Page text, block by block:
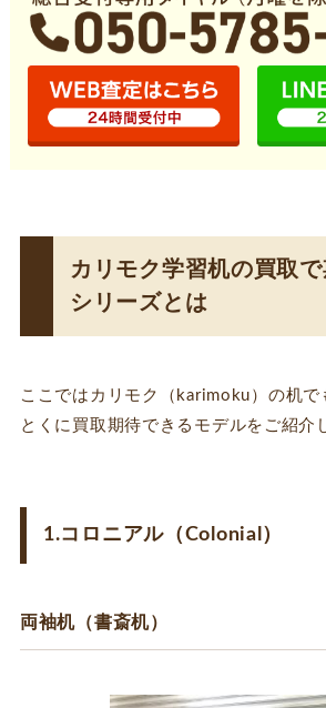
カリモク学習机の買取
シリーズとは
ここではカリモク（karimoku）の机
とくに買取期待できるモデルをご紹介
1.コロニアル（Colonial）
両袖机（書斎机）